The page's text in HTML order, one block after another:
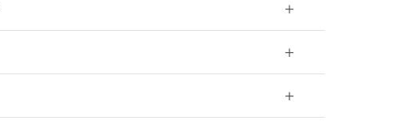
+
+
+